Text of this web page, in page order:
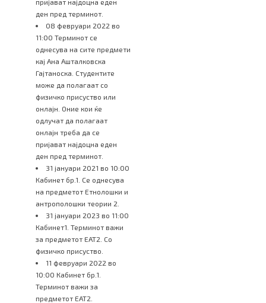
пријават најдоцна еден
ден пред терминот.
08 февруари 2022 во
11:00 Терминот се
однесува на сите предмети
кај Ана Ашталковска
Гајтаноска. Студентите
може да полагаат со
физичко присуство или
онлајн. Оние кои ќе
одлучат да полагаат
онлајн треба да се
пријават најдоцна еден
ден пред терминот.
31 јануари 2021 во 10:00
Кабинет бр.1. Се однесува
на предметот Етнолошки и
антрополошки теории 2.
31 јануари 2023 во 11:00
Кабинет1. Терминот важи
за предметот ЕАТ2. Со
физичко присуство.
11 февруари 2022 во
10:00 Кабинет бр.1.
Терминот важи за
предметот ЕАТ2.